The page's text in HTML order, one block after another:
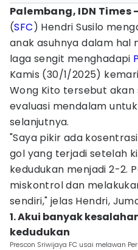
Palembang, IDN Times -
(SFC) Hendri Susilo
anak asuhnya dalam hal
laga sengit menghadapi
Kamis (30/1/2025)
Wong Kito tersebut
evaluasi mendalam
selanjutnya.
"Saya pikir ada
gol yang terjadi setelah
kedudukan menjadi 2-2.
miskontrol dan
sendiri," jelas Hendri,
1. Akui banyak
kedudukan
Prescon Sriwijaya FC usai melawan